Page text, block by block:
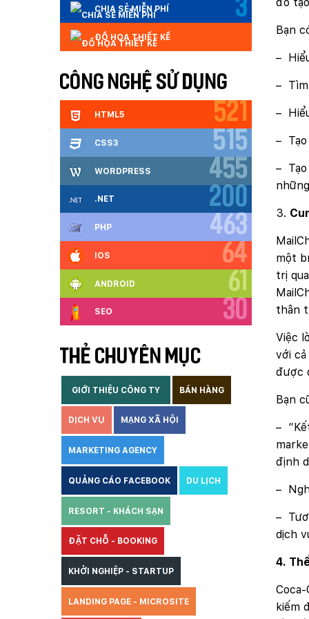
đó
Bạn
–
– Tìm
–
–
–
một
trị
thân
Việc
với
được
Bạn
–
định
–
–
dịch
4.
kiếm
CHIA SẺ MIỄN PHÍ 3
ĐỒ HỌA THIẾT KẾ
CÔNG NGHỆ SỬ DỤNG
HTML5 521
CSS3 515
WORDPRESS 455
.NET 200
PHP 463
IOS 64
ANDROID 61
SEO 30
THẺ CHUYÊN MỤC
GIỚI THIỆU CÔNG TY BÁN HÀNG
DỊCH VỤ MẠNG XÃ HỘI
MARKETING AGENCY
QUẢNG CÁO FACEBOOK DU LỊCH
RESORT - KHÁCH SẠN
ĐẶT CHỖ - BOOKING
KHỞI NGHIỆP - STARTUP
LANDING PAGE - MICROSITE